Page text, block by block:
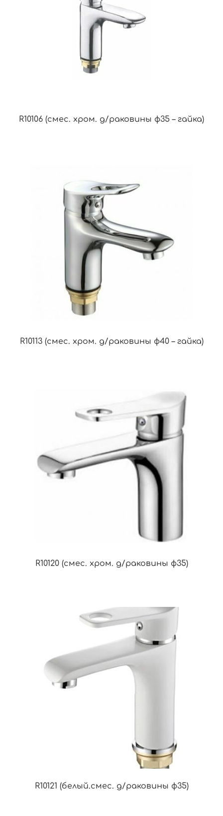
R10106 (смес. хром. д/раковины ф35 – гайка)
R10113 (смес. хром. д/раковины ф40 – гайка)
R10120 (смес. хром. д/раковины ф35)
R10121 (белый.смес. д/раковины ф35)